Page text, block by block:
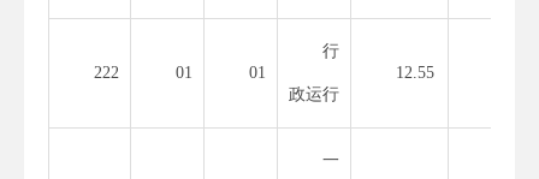
222 01 01
行
政运行
12.55
一